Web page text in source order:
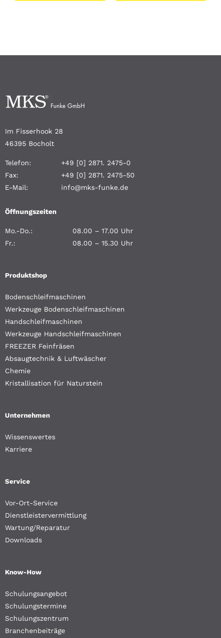
Im Fisserhook 28
46395 Bocholt
Telefon:
+49 [0] 2871. 2475-0
Fax:
+49 [0] 2871. 2475-50
E-Mail:
info@mks-funke.de
Öffnungszeiten
Mo.-Do.:
08.00 – 17.00 Uhr
Fr.:
08.00 – 15.30 Uhr
Produktshop
Bodenschleifmaschinen
Werkzeuge Bodenschleifmaschinen
Handschleifmaschinen
Werkzeuge Handschleifmaschinen
FREEZER Feinfräsen
Absaugtechnik & Luftwäscher
Chemie
Kristallisation für Naturstein
Unternehmen
Wissenswertes
Karriere
Service
Vor-Ort-Service
Dienstleistervermittlung
Wartung/Reparatur
Downloads
Know-How
Schulungsangebot
Schulungstermine
Schulungszentrum
Branchenbeiträge